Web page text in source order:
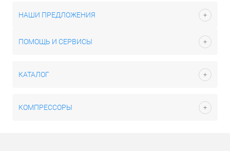
НАШИ ПРЕДЛОЖЕНИЯ
ПОМОЩЬ И СЕРВИСЫ
КАТАЛОГ
КОМПРЕССОРЫ